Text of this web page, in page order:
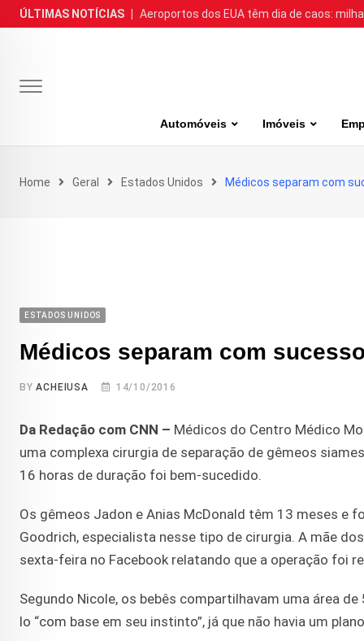
Skip
to
ÚLTIMAS NOTÍCIAS Aeroportos dos EUA têm dia de caos:
Automóveis Imóveis
Home Geral Estados Unidos Médicos separam com
ESTADOS UNIDOS
Médicos separam com
BYACHEIUSA 14/10/2016
Da Redação com CNN – Médicos do Centro Médico
uma complexa cirurgia de separação de gêmeos
16 horas de duração foi bem-sucedido.
Os gêmeos Jadon e Anias McDonald têm 13 meses e
Goodrich, especialista nesse tipo de cirurgia. A mãe
sexta-feira no Facebook relatando que a operação foi
Segundo Nicole, os bebês compartilhavam uma área
lo “com base em seu instinto”, já que não havia um